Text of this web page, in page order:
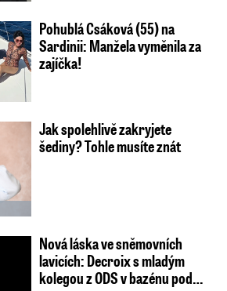
Pohublá Csáková (55) na
Sardinii: Manžela vyměnila za
zajíčka!
Jak spolehlivě zakryjete
šediny? Tohle musíte znát
Nová láska ve sněmovních
lavicích: Decroix s mladým
kolegou z ODS v bazénu pod…